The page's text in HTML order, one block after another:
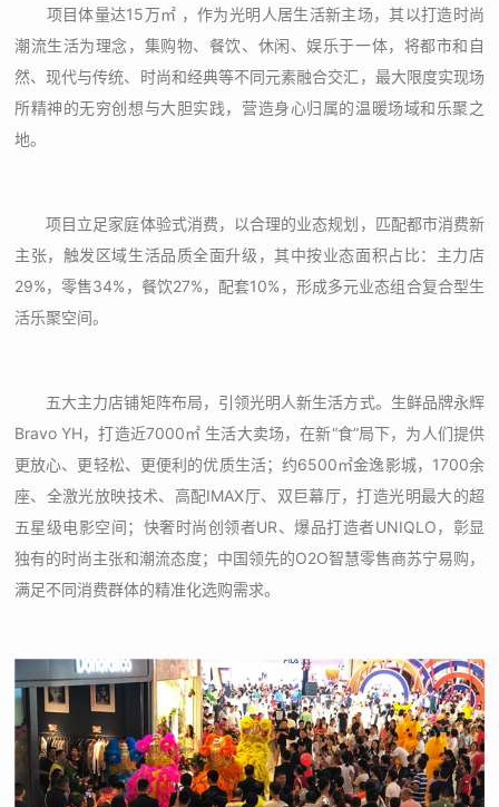
项目体量达15万㎡ ，作为光明人居生活新主场，其以打造时尚
潮流生活为理念，集购物、餐饮、休闲、娱乐于一体，将都市和自
然、现代与传统、时尚和经典等不同元素融合交汇，最大限度实现场
所精神的无穷创想与大胆实践，营造身心归属的温暖场域和乐聚之
地。
项目立足家庭体验式消费，以合理的业态规划，匹配都市消费新
主张，触发区域生活品质全面升级，其中按业态面积占比：主力店
29%，零售34%，餐饮27%，配套10%，形成多元业态组合复合型生
活乐聚空间。
五大主力店铺矩阵布局，引领光明人新生活方式。生鲜品牌永辉
Bravo YH，打造近7000㎡ 生活大卖场，在新“食”局下，为人们提供
更放心、更轻松、更便利的优质生活；约6500㎡金逸影城，1700余
座、全激光放映技术、高配IMAX厅、双巨幕厅，打造光明最大的超
五星级电影空间；快奢时尚创领者UR、爆品打造者UNIQLO，彰显
独有的时尚主张和潮流态度；中国领先的O2O智慧零售商苏宁易购，
满足不同消费群体的精准化选购需求。